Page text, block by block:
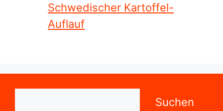
Schwedischer Kartoffel-
Auflauf
Suchen